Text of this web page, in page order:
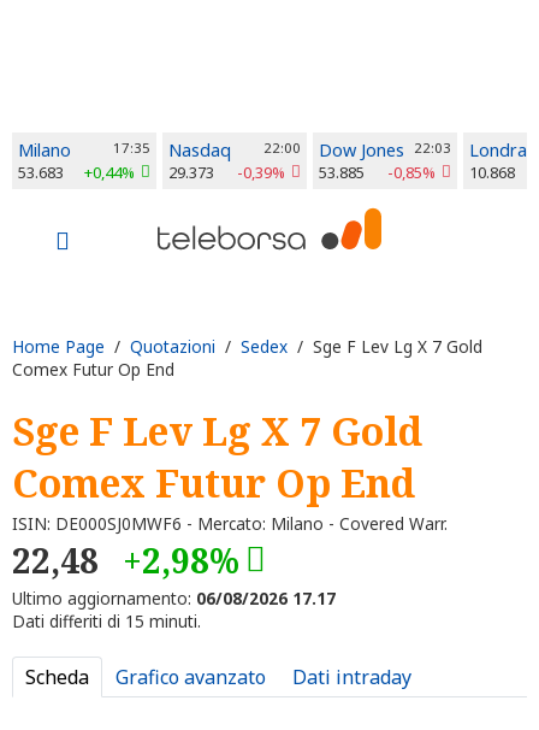
Milano 17:35
53.683 +0,44%
Nasdaq 22:00
29.373 -0,39%
Dow Jones 22:03
53.885 -0,85%
Londra
10.868
Home Page / Quotazioni / Sedex / Sge F Lev Lg X 7 Gold
Comex Futur Op End
Sge F Lev Lg X 7 Gold
Comex Futur Op End
ISIN: DE000SJ0MWF6 - Mercato: Milano - Covered Warr.
22,48 +2,98%
Ultimo aggiornamento: 06/08/2026 17.17
Dati differiti di 15 minuti.
Scheda Grafico avanzato Dati intraday